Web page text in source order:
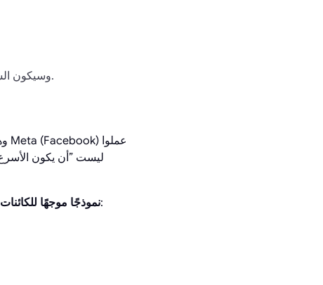
وسيكون السوق قد مر بدورة ماكرو اقتصادية كاملة على الأقل بعد انخفاض قيمة البيتكوين إلى النصف.
يستخدم SUI نموذجًا موجهًا للكائنات. هذا مهم لأن: